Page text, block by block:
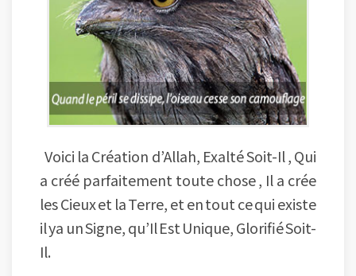
Voici la Création d’Allah, Exalté Soit-Il , Qui
a créé parfaitement toute chose , Il a crée
les Cieux et la Terre, et en tout ce qui existe
il ya un Signe, qu’Il Est Unique, Glorifié Soit-
Il.